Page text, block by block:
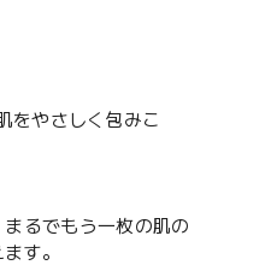
をやさしく包みこ
るでもう⼀枚の肌の
す。